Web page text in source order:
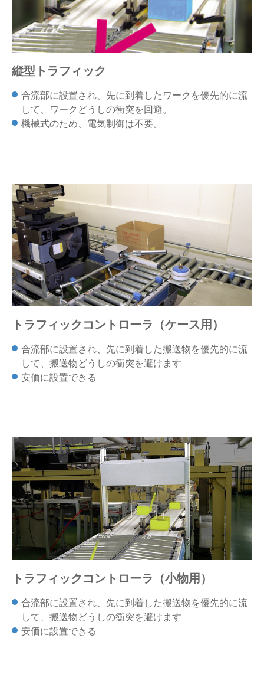
縦型トラフィック
合流部に設置され、先に到着したワークを優先的に流
して、ワークどうしの衝突を回避。
機械式のため、電気制御は不要。
トラフィックコントローラ（ケース用）
合流部に設置され、先に到着した搬送物を優先的に流
して、搬送物どうしの衝突を避けます
安価に設置できる
トラフィックコントローラ（小物用）
合流部に設置され、先に到着した搬送物を優先的に流
して、搬送物どうしの衝突を避けます
安価に設置できる